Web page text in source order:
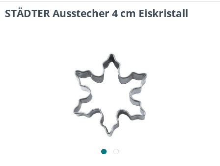
STÄDTER Ausstecher 4 cm Eiskristall